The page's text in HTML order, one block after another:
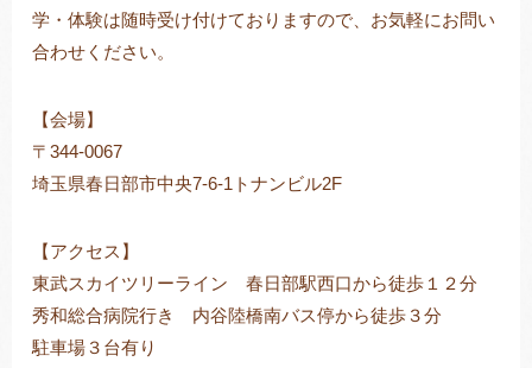
学・体験は随時受け付けておりますので、お気軽にお問い
合わせください。
【会場】
〒344-0067
埼玉県春日部市中央7-6-1トナンビル2F
【アクセス】
東武スカイツリーライン 春日部駅西口から徒歩１２分
秀和総合病院行き 内谷陸橋南バス停から徒歩３分
駐車場３台有り